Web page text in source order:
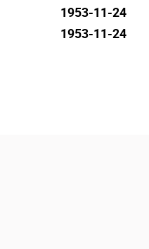
1953-11-24
1953-11-24